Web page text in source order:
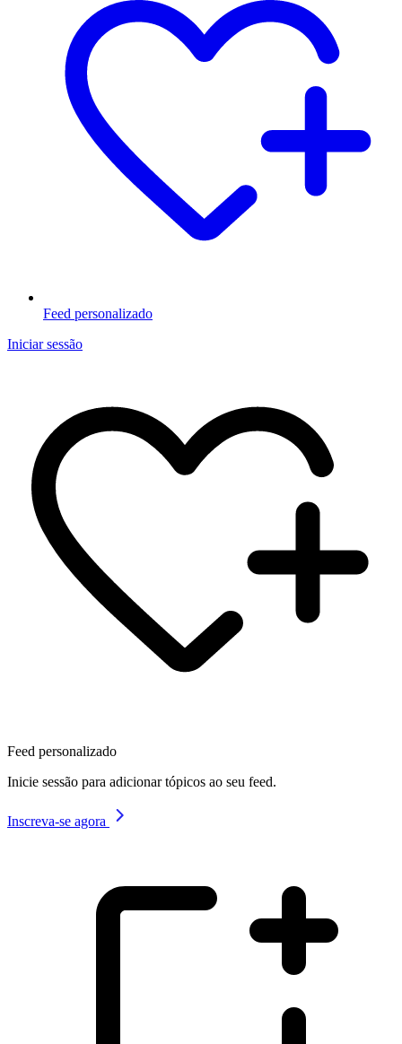
Feed personalizado
Iniciar sessão
Feed personalizado
Inicie sessão para adicionar tópicos ao seu feed.
Inscreva-se agora